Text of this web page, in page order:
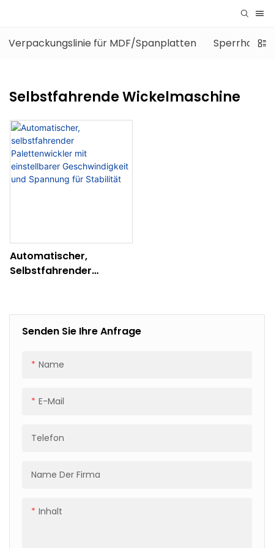
Verpackungslinie für MDF/Spanplatten Sperrholz-
Selbstfahrende Wickelmaschine
Senden Sie Ihre Anfrage
Name
E-Mail
Telefon
Name Der Firma
Inhalt
Automatischer,
Selbstfahrender
Geschwindigkeit Und
Spannung Für Stabilität